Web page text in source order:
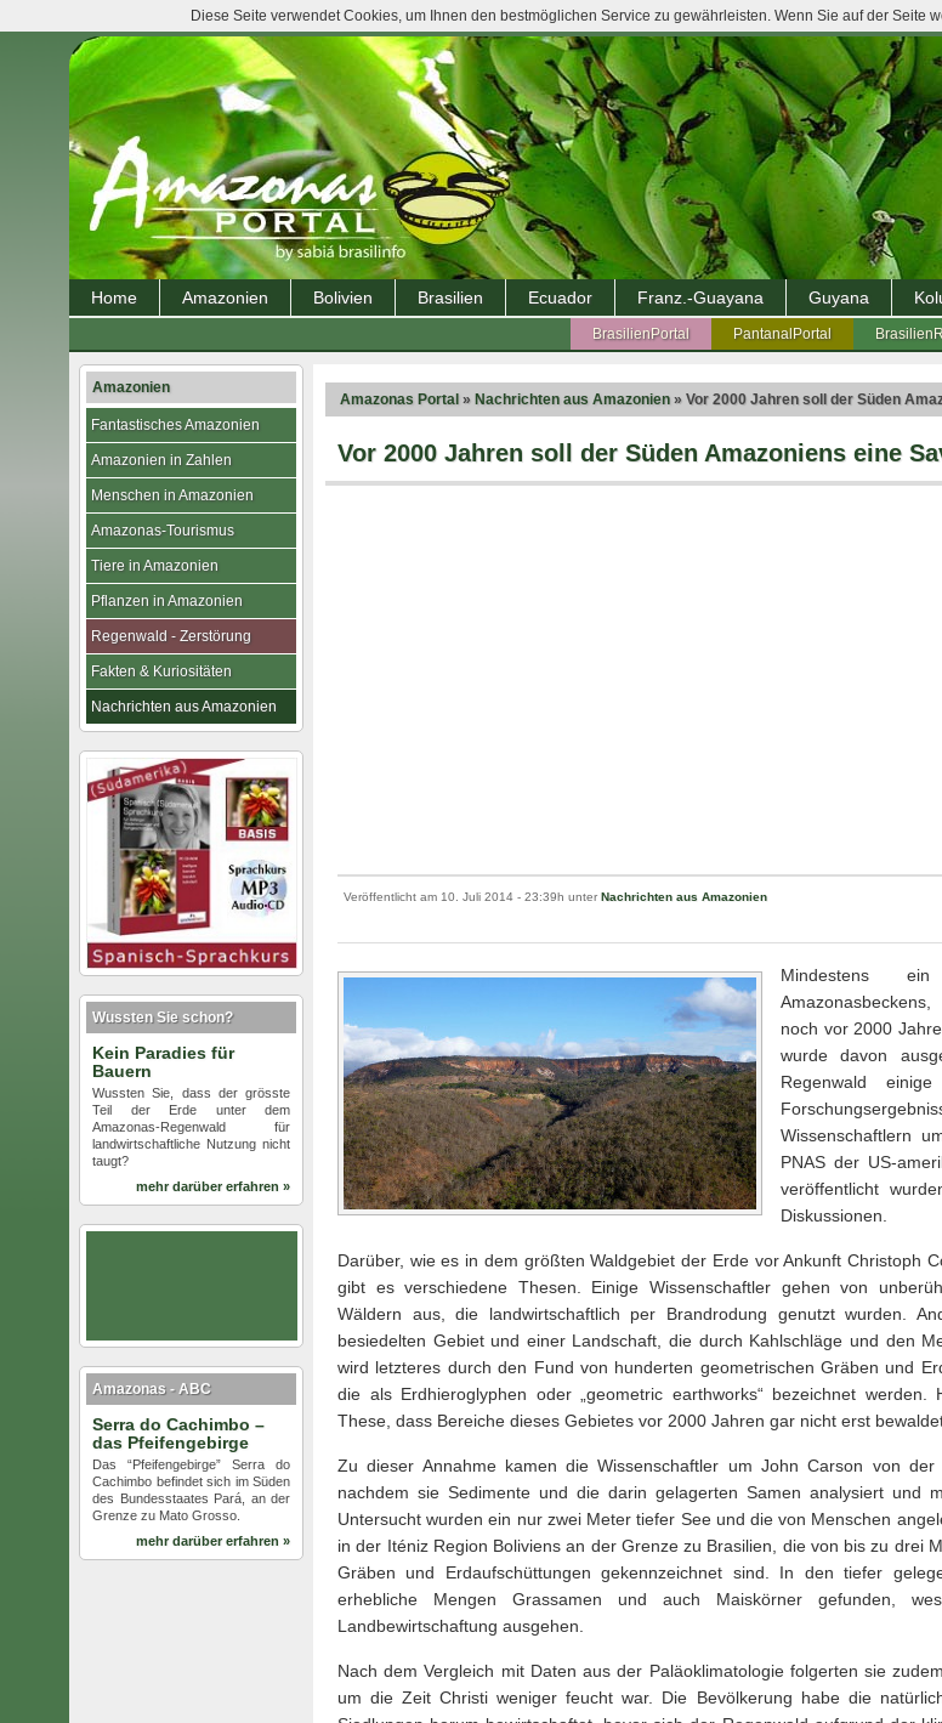
Home Amazonien Bolivien Brasilien Ecuador Franz.-Guayana Guyana
PantanalPortal
BrasilienPortal
Amazonas Portal » Nachrichten aus Amazonien » Vor 2000 Jahren soll der Süden
Vor 2000 Jahren soll der Süden Amazoniens eine
Veröffentlicht am 10. Juli 2014 - 23:39h unter Nachrichten aus Amazonien
Mindestens
noch vor 2000
wurde davon
Regenwald
Wissenschaftlern
PNAS der US-
veröffentlicht
Diskussionen.
Darüber, wie es in dem größten Waldgebiet der Erde vor Ankunft Christoph
gibt es verschiedene Thesen. Einige Wissenschaftler gehen von
Wäldern aus, die landwirtschaftlich per Brandrodung genutzt wurden.
besiedelten Gebiet und einer Landschaft, die durch Kahlschläge und den
wird letzteres durch den Fund von hunderten geometrischen Gräben und
die als Erdhieroglyphen oder „geometric earthworks“ bezeichnet
These, dass Bereiche dieses Gebietes vor 2000 Jahren gar nicht erst
Zu dieser Annahme kamen die Wissenschaftler um John Carson von der
nachdem sie Sedimente und die darin gelagerten Samen analysiert und
Untersucht wurden ein nur zwei Meter tiefer See und die von Menschen
in der Iténiz Region Boliviens an der Grenze zu Brasilien, die von bis zu drei
Gräben und Erdaufschüttungen gekennzeichnet sind. In den tiefer
erhebliche Mengen Grassamen und auch Maiskörner gefunden,
Landbewirtschaftung ausgehen.
Nach dem Vergleich mit Daten aus der Paläoklimatologie folgerten sie
um die Zeit Christi weniger feucht war. Die Bevölkerung habe die
Amazonien
Fantastisches Amazonien
Amazonien in Zahlen
Menschen in Amazonien
Amazonas-Tourismus
Tiere in Amazonien
Pflanzen in Amazonien
Regenwald - Zerstörung
Fakten & Kuriositäten
Nachrichten aus Amazonien
Wussten Sie schon?
Kein Paradies für
Bauern
Wussten Sie, dass der grösste
Teil der Erde unter dem
Amazonas-Regenwald für
landwirtschaftliche Nutzung nicht
taugt?
mehr darüber erfahren »
Amazonas - ABC
Serra do Cachimbo –
das Pfeifengebirge
Das “Pfeifengebirge” Serra do
Cachimbo befindet sich im Süden
des Bundesstaates Pará, an der
Grenze zu Mato Grosso.
mehr darüber erfahren »
Diese Seite verwendet Cookies, um Ihnen den bestmöglichen Service zu gewährleisten. Wenn Sie auf der Seite